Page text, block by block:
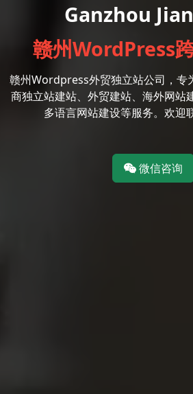
Ganzhou
赣州WordPress
赣州Wordpress外贸独立站公司，专
商独立站建站、外贸建站、海外网站
多语言网站建设等服务。欢迎
微信咨询